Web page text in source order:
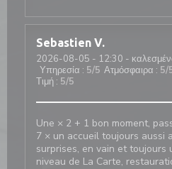
Sebastien V
2026-08-05 - 12:30 -
Υπηρεσία : 5/5 Ατμόσφαιρα : 5/
Τιμή : 5/5
Une × 2 + 1 bon moment,
7 × un accueil toujours aussi
surprises, en vain et toujours
niveau de La Carte,